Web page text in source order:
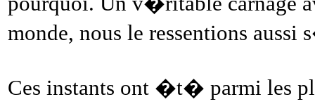
monde, nous le ressentions
Ces instants ont �t� parmi les